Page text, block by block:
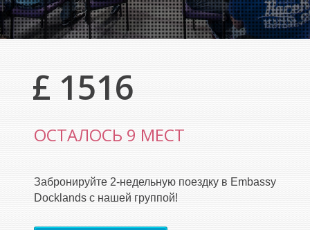
£ 1516
ОСТАЛОСЬ 9 МЕСТ
Забронируйте 2-недельную поездку в Embassy
Docklands с нашей группой!